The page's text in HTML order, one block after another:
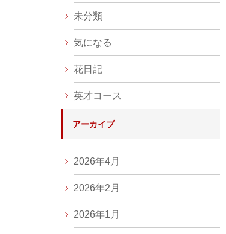
未分類
気になる
花日記
英才コース
アーカイブ
2026年4月
2026年2月
2026年1月